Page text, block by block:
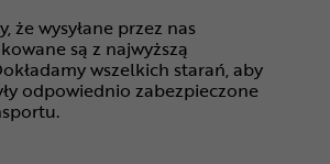
że wysyłane przez nas
są z najwyższą
wszelkich starań, aby
odpowiednio zabezpieczone